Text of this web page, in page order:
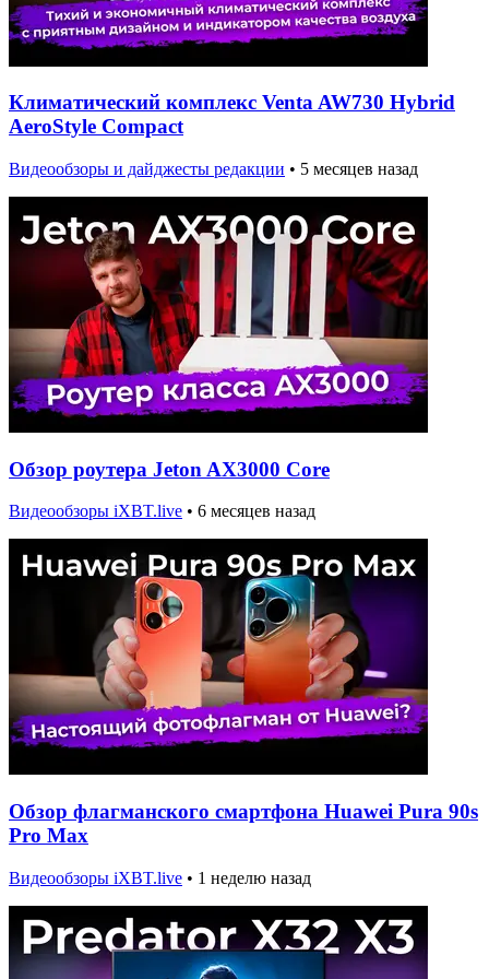
Климатический комплекс Venta AW730 Hybrid
AeroStyle Compact
Видеообзоры и дайджесты редакции • 5 месяцев назад
Обзор роутера Jeton AX3000 Core
Видеообзоры iXBT.live • 6 месяцев назад
Обзор флагманского смартфона Huawei Pura 90s
Pro Max
Видеообзоры iXBT.live • 1 неделю назад